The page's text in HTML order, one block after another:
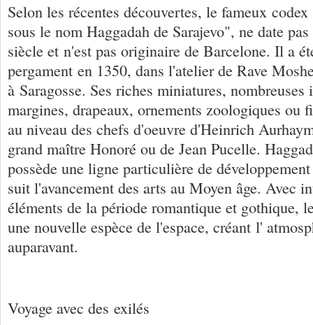
Selon les récentes découvertes, le fameux
sous le nom Haggadah de Sarajevo", ne date
siècle et n'est pas originaire de Barcelone. Il a
pergament en 1350, dans l'atelier de Rave
à Saragosse. Ses riches miniatures,
margines, drapeaux, ornements zoologiques ou
au niveau des chefs d'oeuvre d'Heinrich
grand maître Honoré ou de Jean Pucelle.
possède une ligne particulière de
suit l'avancement des arts au Moyen âge. Avec
éléments de la période romantique et gothique,
une nouvelle espèce de l'espace, créant l'
auparavant.
Voyage avec des exilés